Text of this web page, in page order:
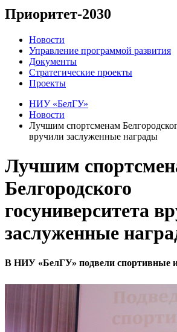
Приоритет-2030
Новости
Управление программой развития
Документы
Стратегические проекты
Проекты
НИУ «БелГУ»
Новости
Лучшим спортсменам
вручили заслуженные награды
Лучшим
Белгородского
госуниверситета
заслуженные
В НИУ «БелГУ» подвели спортивные